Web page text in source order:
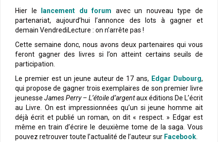
Hier le lancement du forum avec un nouveau type de
partenariat, aujourd’hui l’annonce des lots à gagner et
demain VendrediLecture : on n’arrête pas !
Cette semaine donc, nous avons deux partenaires qui vous
feront gagner des livres si l’on atteint certains seuils de
participation.
Le premier est un jeune auteur de 17 ans, Edgar Dubourg,
qui propose de gagner trois exemplaires de son premier livre
jeunesse James Perry – L’étoile d’argentaux éditions De L’écrit
au Livre. On est impressionnées qu’un si jeune homme ait
déjà écrit et publié un roman, on dit « respect. » Edgar est
même en train d’écrire le deuxième tome de la saga. Vous
pouvez retrouver toute l’actualité de l’auteur sur Facebook